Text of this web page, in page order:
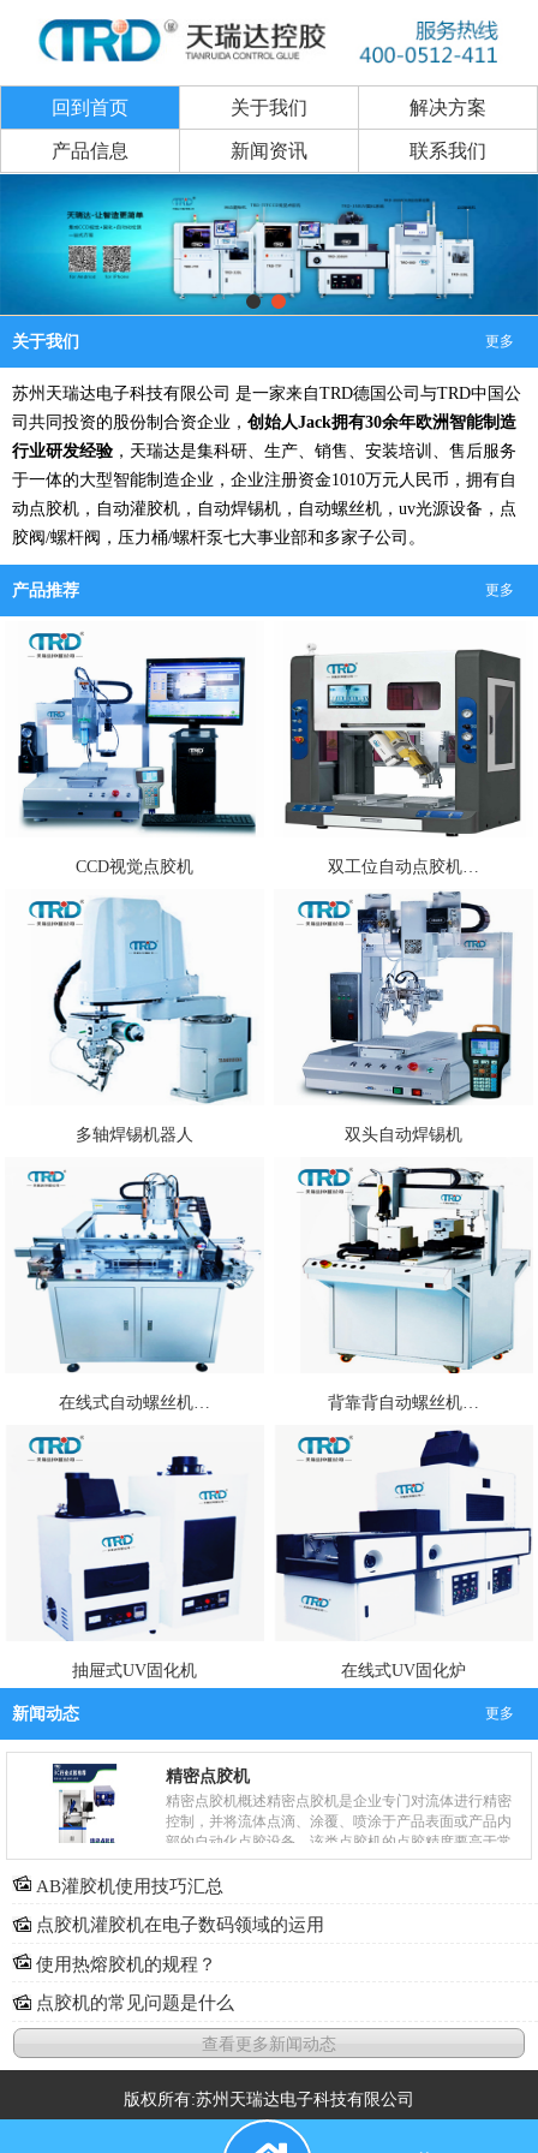
回到首页 关于我们 解决方案
产品信息 新闻资讯 联系我们
关于我们 更多
苏州天瑞达电子科技有限公司 是一家来自TRD德国公司与TRD中国公
司共同 投资的股份制合资企业， 创始人Jack拥有30余年欧洲智能制造
行业研发经验 ，天瑞达是集科研、生产、销售、安装培训、售后服务
于一体的大型智能制造企业，企业注册资金1010万元人民币，拥有自
动点胶机，自动灌胶机，自动焊锡机，自动螺丝机，uv光源设备，点
胶阀/螺杆阀，压力桶/螺杆泵七大事业部和多家子公司。
产品推荐 更多
CCD视觉点胶机 双工位自动点胶机…
多轴焊锡机器人 双头自动焊锡机
在线式自动螺丝机… 背靠背自动螺丝机…
抽屉式UV固化机 在线式UV固化炉
新闻动态 更多
精密点胶机
精密点胶机概述精密点胶机是企业专门对流体进行精密
控制，并将流体点滴、涂覆、喷涂于产品表面或产品内
部的自动化点胶设备，该类点胶机的点胶精度要高于常
规的点胶机器。精密点胶机主要被企业用于产品工艺
中....AB灌胶机使用技巧汇总
点胶机灌胶机在电子数码领域的运用
使用热熔胶机的规程？
点胶机的常见问题是什么
查看更多新闻动态
版权所有:苏州天瑞达电子科技有限公司